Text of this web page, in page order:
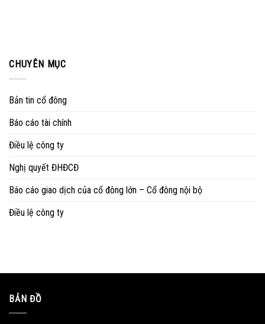
CHUYÊN MỤC
Bản tin cổ đông
Báo cáo tài chính
Điều lệ công ty
Nghị quyết ĐHĐCĐ
Báo cáo giao dịch của cổ đông lớn – Cổ đông nội bộ
Điều lệ công ty
BẢN ĐỒ